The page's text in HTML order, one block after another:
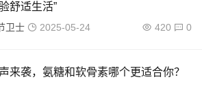
舒适生活”
卫士 2025-05-24 420 0
来袭，氨糖和软骨素哪个更适合你？